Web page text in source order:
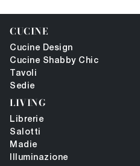
CUCINE
Cucine Design
Cucine Shabby Chic
Tavoli
Sedie
LIVING
Librerie
Salotti
Madie
Illuminazione